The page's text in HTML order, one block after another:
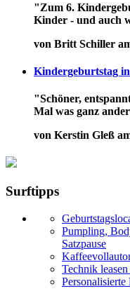
"Zum 6.
Kinder - und auch
von Britt Schiller
Kindergeburtstag
"Schöner,
Mal was ganz
von Kerstin Gleß
Surftipps
Pumpling,
Satzpause
Technik
Personalisierte